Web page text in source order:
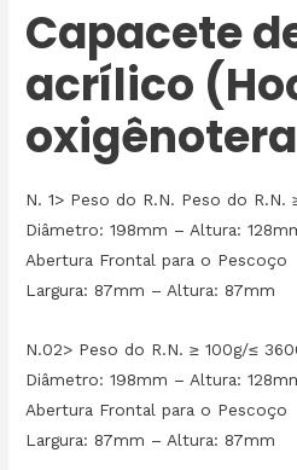
Capacete
acrílico
N. 1> Peso do R.N. Peso do R.N.
Diâmetro: 198mm – Altura:
Abertura Frontal para o Pescoço
Largura: 87mm – Altura: 87mm
N.02> Peso do R.N. ≥ 100g/≤
Diâmetro: 198mm – Altura:
Abertura Frontal para o Pescoço
Largura: 87mm – Altura: 87mm